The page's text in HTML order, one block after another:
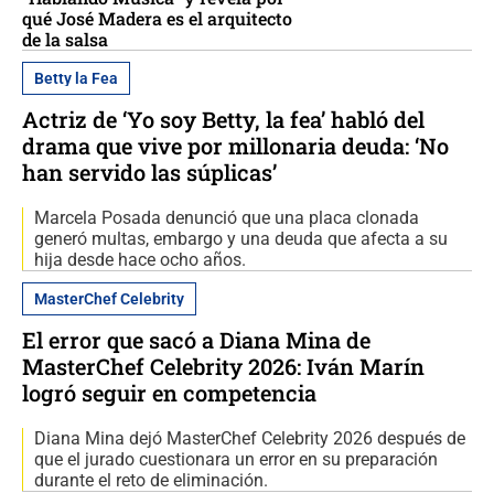
qué José Madera es el arquitecto
de la salsa
Betty la Fea
Actriz de ‘Yo soy Betty, la fea’ habló del
drama que vive por millonaria deuda: ‘No
han servido las súplicas’
Marcela Posada denunció que una placa clonada
generó multas, embargo y una deuda que afecta a su
hija desde hace ocho años.
MasterChef Celebrity
El error que sacó a Diana Mina de
MasterChef Celebrity 2026: Iván Marín
logró seguir en competencia
Diana Mina dejó MasterChef Celebrity 2026 después de
que el jurado cuestionara un error en su preparación
durante el reto de eliminación.